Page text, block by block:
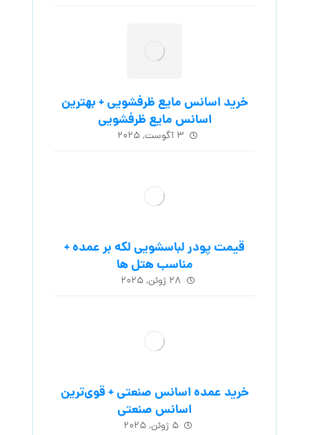
خرید اسانس مایع ظرفشویی + بهترین
اسانس مایع ظرفشویی
۳ آگوست, ۲۰۲۵
قیمت پودر لباسشویی لکه بر عمده +
مناسب هتل ها
۲۸ ژوئن, ۲۰۲۵
خرید عمده اسانس صنعتی + قوی‌ترین
اسانس‌ صنعتی
۵ ژوئن, ۲۰۲۵